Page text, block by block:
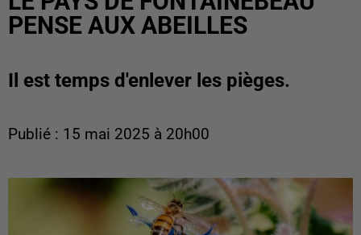
PENSE AUX ABEILLES
Il est temps d'enlever les pièges.
Publié : 15 mai 2025 à 20h00